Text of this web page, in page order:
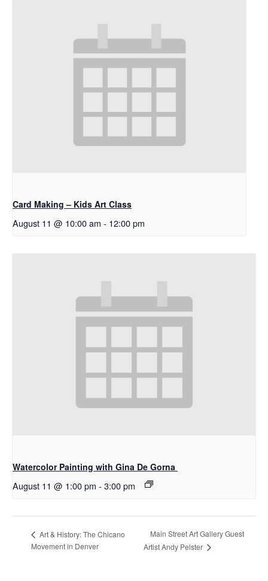
Card Making – Kids Art Class
August 11 @ 10:00 am - 12:00 pm
Watercolor Painting with Gina De Gorna
August 11 @ 1:00 pm - 3:00 pm
Art & History: The Chicano
Movement in Denver
Main Street Art Gallery Guest
Artist Andy Pelster